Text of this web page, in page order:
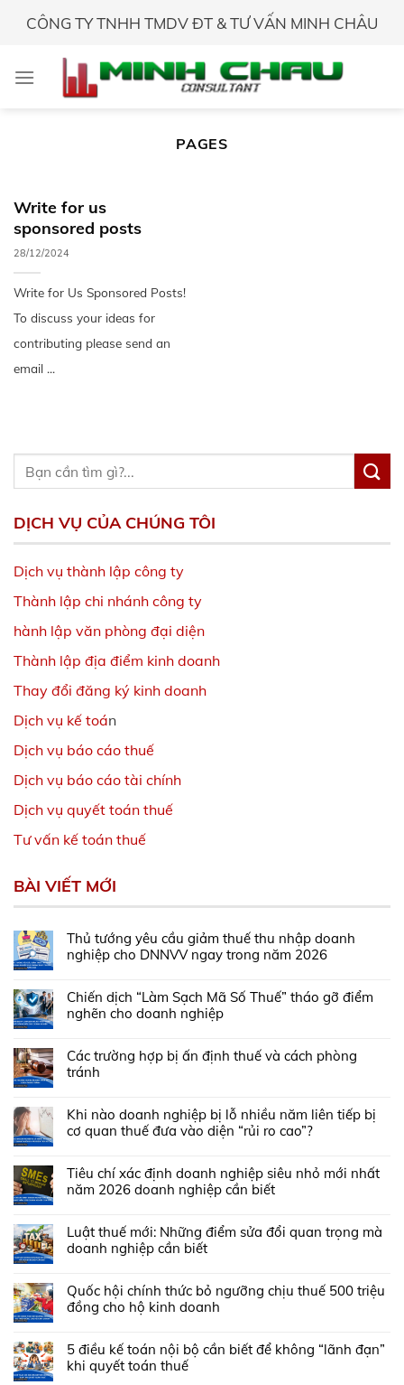
CÔNG TY TNHH TMDV ĐT & TƯ VẤN MINH CHÂU
PAGES
Write for us
sponsored posts
28/12/2024
Write for Us Sponsored Posts!
To discuss your ideas for
contributing please send an
email ...
DỊCH VỤ CỦA CHÚNG TÔI
Dịch vụ thành lập công ty
Thành lập chi nhánh công ty
hành lập văn phòng đại diện
Thành lập địa điểm kinh doanh
Thay đổi đăng ký kinh doanh
Dịch vụ kế toán
Dịch vụ báo cáo thuế
Dịch vụ báo cáo tài chính
Dịch vụ quyết toán thuế
Tư vấn kế toán thuế
BÀI VIẾT MỚI
Thủ tướng yêu cầu giảm thuế thu nhập doanh
nghiệp cho DNNVV ngay trong năm 2026
Chiến dịch “Làm Sạch Mã Số Thuế” tháo gỡ điểm
nghẽn cho doanh nghiệp
Các trường hợp bị ấn định thuế và cách phòng
tránh
Khi nào doanh nghiệp bị lỗ nhiều năm liên tiếp bị
cơ quan thuế đưa vào diện “rủi ro cao”?
Tiêu chí xác định doanh nghiệp siêu nhỏ mới nhất
năm 2026 doanh nghiệp cần biết
Luật thuế mới: Những điểm sửa đổi quan trọng mà
doanh nghiệp cần biết
Quốc hội chính thức bỏ ngưỡng chịu thuế 500 triệu
đồng cho hộ kinh doanh
5 điều kế toán nội bộ cần biết để không “lãnh đạn”
khi quyết toán thuế